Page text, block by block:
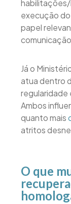
habilitações/
execução
papel
Já o
atua dentro
regularidade
Ambos
quanto mais
atritos
O que